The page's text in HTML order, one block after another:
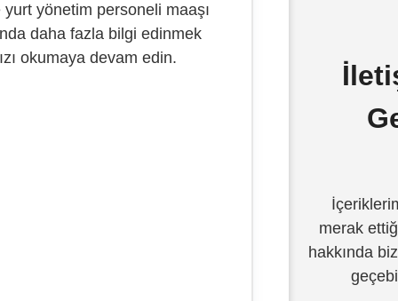
yönetim personeli maaşı
daha fazla bilgi edinmek
okumaya devam edin.
merak
hakkında